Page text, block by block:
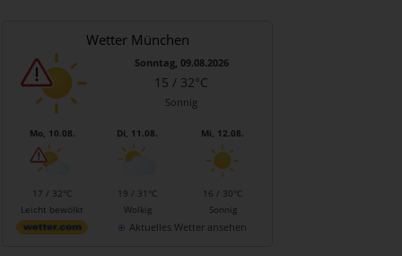
Wetter München
Sonntag, 09.08.2026
15 / 32°C
Sonnig
Mo, 10.08.
17 / 32°C
Leicht bewölkt
Di, 11.08.
19 / 31°C
Wolkig
Mi, 12.08.
16 / 30°C
Sonnig
Aktuelles Wetter ansehen